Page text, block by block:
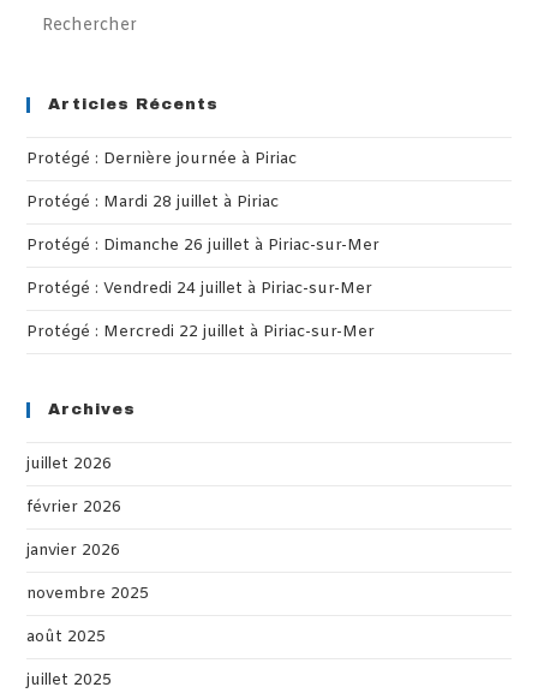
Articles Récents
Protégé : Dernière journée à Piriac
Protégé : Mardi 28 juillet à Piriac
Protégé : Dimanche 26 juillet à Piriac-sur-Mer
Protégé : Vendredi 24 juillet à Piriac-sur-Mer
Protégé : Mercredi 22 juillet à Piriac-sur-Mer
Archives
juillet 2026
février 2026
janvier 2026
novembre 2025
août 2025
juillet 2025